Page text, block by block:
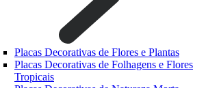
Placas Decorativas de Flores e Plantas
Placas Decorativas de Folhagens e Flores
Tropicais